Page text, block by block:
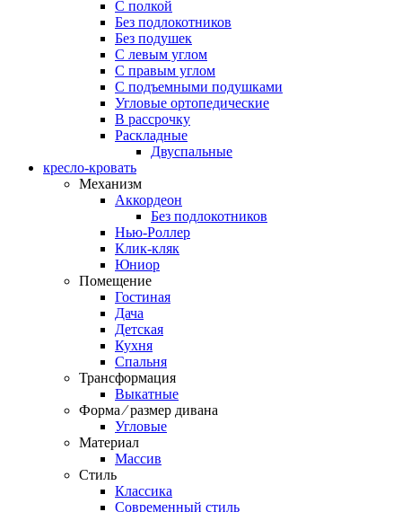
С полкой
Без подлокотников
Без подушек
C левым углом
C правым углом
С подъемными подушками
Угловые ортопедические
В рассрочку
Раскладные
Двуспальные
кресло-кровать
Механизм
Аккордеон
Без подлокотников
Нью-Роллер
Клик-кляк
Юниор
Помещение
Гостиная
Дача
Детская
Кухня
Спальня
Трансформация
Выкатные
Форма ⁄ размер дивана
Угловые
Материал
Массив
Стиль
Классика
Современный стиль